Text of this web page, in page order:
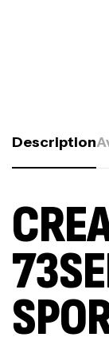
Description